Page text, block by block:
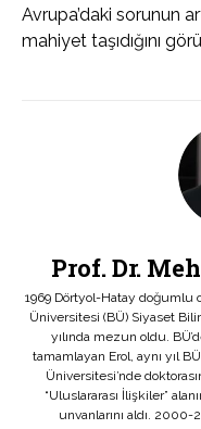
Avrupa’daki sorunun
mahiyet taşıdığını
Prof. Dr.
1969 Dörtyol-Hatay doğumlu
Üniversitesi (BÜ) Siyaset
yılında mezun oldu.
tamamlayan Erol, aynı yıl
Üniversitesi’nde
“Uluslararası İlişkiler”
unvanlarını aldı.